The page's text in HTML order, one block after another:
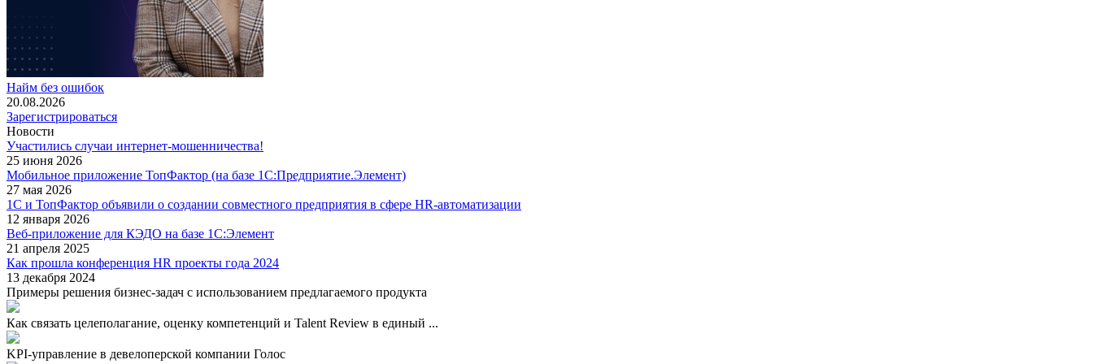
Найм без ошибок
20.08.2026
Зарегистрироваться
Новости
Участились случаи интернет-мошенничества!
25 июня 2026
Мобильное приложение ТопФактор (на базе 1С:Предприятие.Элемент)
27 мая 2026
1С и ТопФактор объявили о создании совместного предприятия в сфере HR-автоматизации
12 января 2026
Веб-приложение для КЭДО на базе 1С:Элемент
21 апреля 2025
Как прошла конференция HR проекты года 2024
13 декабря 2024
Примеры решения бизнес-задач с использованием предлагаемого продукта
Как связать целеполагание, оценку компетенций и Talent Review в единый ...
KPI-управление в девелоперской компании Голос